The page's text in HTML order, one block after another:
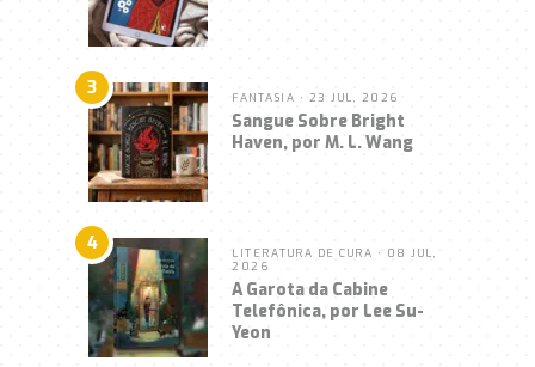
3 FANTASIA • 23 JUL, 2026
Sangue Sobre Bright
Haven, por M. L. Wang
4 LITERATURA DE CURA • 08 JUL,
2026
A Garota da Cabine
Telefônica, por Lee Su-
Yeon